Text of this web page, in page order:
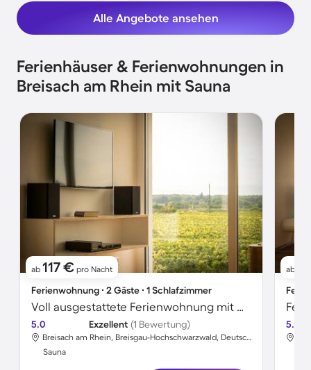
Alle Angebote ansehen
Ferienhäuser & Ferienwohnungen in
Breisach am Rhein mit Sauna
ab 117 € pro Nacht
Ferienwohnung ∙ 2 Gäste ∙ 1 Schlafzimmer
Voll ausgestattete Ferienwohnung mit Garten, schnellem Internet und Sauna | Bergblick
5.0 Exzellent (1 Bewertung)
Breisach am Rhein, Breisgau-Hochschwarzwald, Deutschland
Sauna
ab
5.0